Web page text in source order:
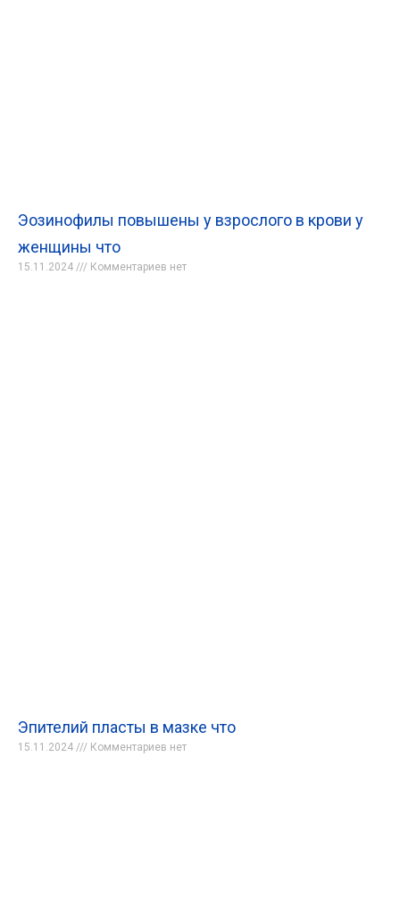
Эозинофилы повышены у взрослого в крови у
женщины что
15.11.2024 Комментариев нет
Эпителий пласты в мазке что
15.11.2024 Комментариев нет